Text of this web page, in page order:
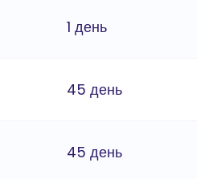
1 день
45 день
45 день